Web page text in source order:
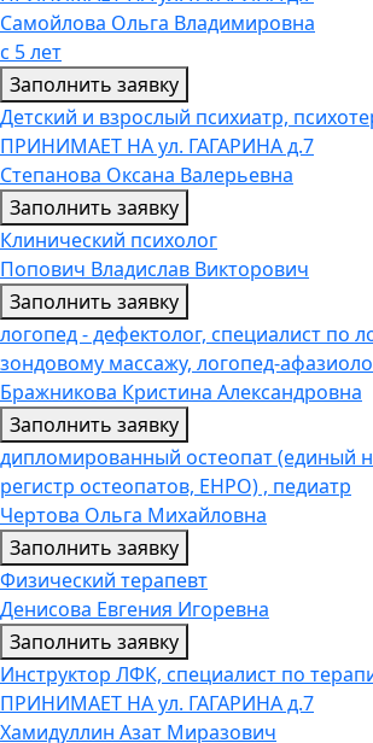
Самойлова Ольга Владимировна
с 5 лет
Заполнить заявку
Детский и взрослый психиатр,
ПРИНИМАЕТ НА ул. ГАГАРИНА д.7
Степанова Оксана Валерьевна
Заполнить заявку
Клинический психолог
Попович Владислав Викторович
Заполнить заявку
логопед - дефектолог, специалист по
зондовому массажу, логопед-
Бражникова Кристина Александровна
Заполнить заявку
дипломированный остеопат (единый
регистр остеопатов, ЕНРО) , педиатр
Чертова Ольга Михайловна
Заполнить заявку
Физический терапевт
Денисова Евгения Игоревна
Заполнить заявку
Инструктор ЛФК, специалист по
ПРИНИМАЕТ НА ул. ГАГАРИНА д.7
Хамидуллин Азат Миразович